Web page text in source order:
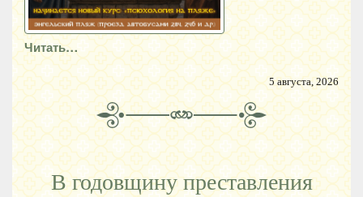
Читать…
5 августа, 2026
В годовщину преставления